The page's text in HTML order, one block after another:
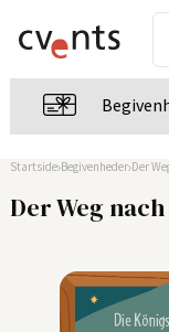
Startside Begivenheder Der
Der Weg